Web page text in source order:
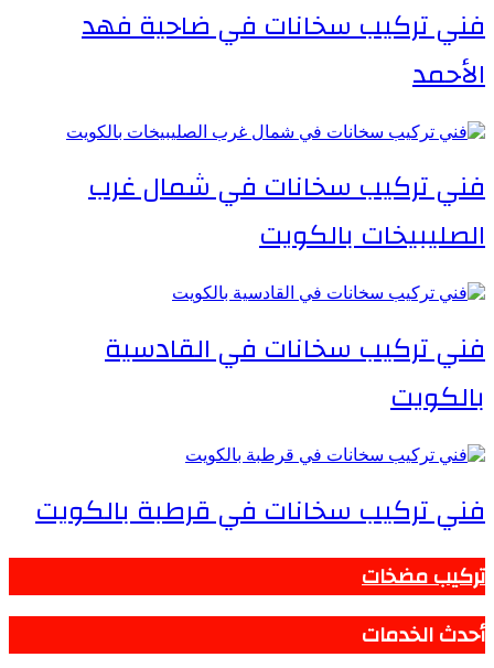
فني تركيب سخانات في ضاحية فهد
الأحمد
فني تركيب سخانات في شمال غرب
الصليبيخات بالكويت
فني تركيب سخانات في القادسية
بالكويت
فني تركيب سخانات في قرطبة بالكويت
تركيب مضخات
أحدث الخدمات